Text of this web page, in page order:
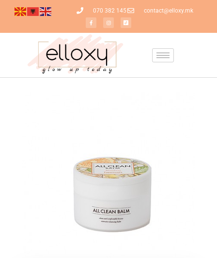
070 382 145 contact@elloxy.mk